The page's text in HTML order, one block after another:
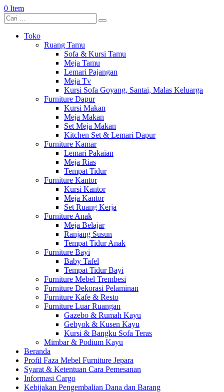
0 Item
Toko
Ruang Tamu
Sofa & Kursi Tamu
Meja Tamu
Lemari Pajangan
Meja Tv
Kursi Sofa Goyang, Santai, Malas Keluarga
Furniture Dapur
Kursi Makan
Meja Makan
Set Meja Makan
Kitchen Set & Lemari Dapur
Furniture Kamar
Lemari Pakaian
Meja Rias
Tempat Tidur
Furniture Kantor
Kursi Kantor
Meja Kantor
Set Ruang Kerja
Furniture Anak
Meja Belajar
Ranjang Susun
Tempat Tidur Anak
Furniture Bayi
Baby Tafel
Tempat Tidur Bayi
Furniture Mebel Trembesi
Furniture Dekorasi Pelaminan
Furniture Kafe & Resto
Furniture Luar Ruangan
Gazebo & Rumah Kayu
Gebyok & Kusen Kayu
Kursi & Bangku Sofa Teras
Mimbar & Podium Kayu
Beranda
Profil Faza Mebel Furniture Jepara
Syarat & Ketentuan Cara Pemesanan
Informasi Cargo
Kebijakan Pengembalian Dana dan Barang